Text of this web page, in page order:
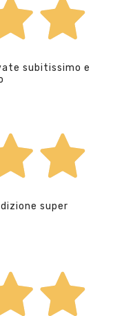
subitissimo e
super